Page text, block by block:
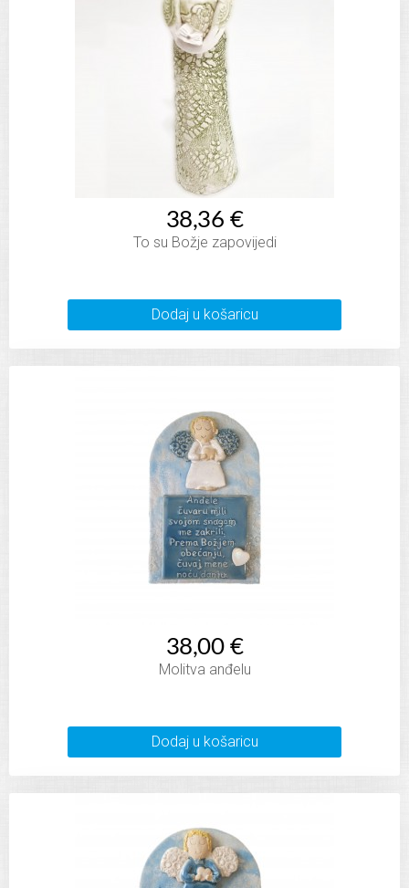
38,36 €
To su Božje zapovijedi
Dodaj u košaricu
38,00 €
Molitva anđelu
Dodaj u košaricu